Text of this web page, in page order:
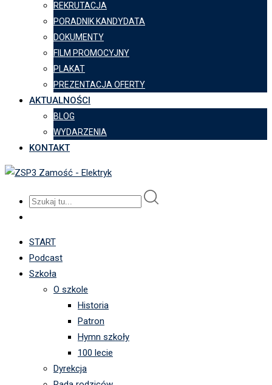
REKRUTACJA
PORADNIK KANDYDATA
DOKUMENTY
FILM PROMOCYJNY
PLAKAT
PREZENTACJA OFERTY
AKTUALNOŚCI
BLOG
WYDARZENIA
KONTAKT
START
Podcast
Szkoła
O szkole
Historia
Patron
Hymn szkoły
100 lecie
Dyrekcja